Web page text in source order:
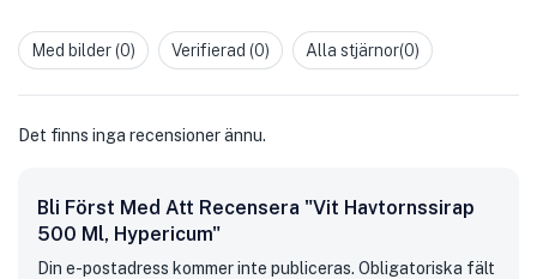
avMed bilder (0) Verifierad (0) Alla stjärnor(0)
Det finns inga recensioner ännu.
Bli Först Med Att Recensera "Vit Havtornssirap
500 Ml, Hypericum"
Din e-postadress kommer inte publiceras. Obligatoriska fält